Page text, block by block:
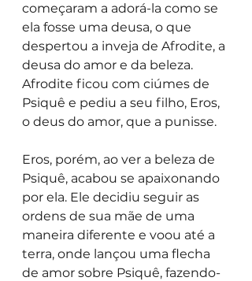
começaram a adorá-la como se
ela fosse uma deusa, o que
despertou a inveja de Afrodite, a
deusa do amor e da beleza.
Afrodite ficou com ciúmes de
Psiquê e pediu a seu filho, Eros,
o deus do amor, que a punisse.
Eros, porém, ao ver a beleza de
Psiquê, acabou se apaixonando
por ela. Ele decidiu seguir as
ordens de sua mãe de uma
maneira diferente e voou até a
terra, onde lançou uma flecha
de amor sobre Psiquê, fazendo-